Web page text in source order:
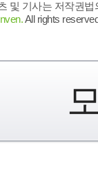
및 기사는 저작권
All rights